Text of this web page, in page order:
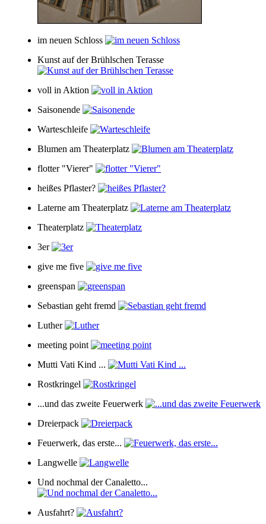
im neuen Schloss
Kunst auf der Brühlschen Terasse
voll in Aktion
Saisonende
Warteschleife
Blumen am Theaterplatz
flotter "Vierer"
heißes Pflaster?
Laterne am Theaterplatz
Theaterplatz
3er
give me five
greenspan
Sebastian geht fremd
Luther
meeting point
Mutti Vati Kind ...
Rostkringel
...und das zweite Feuerwerk
Dreierpack
Feuerwerk, das erste...
Langwelle
Und nochmal der Canaletto...
Ausfahrt?